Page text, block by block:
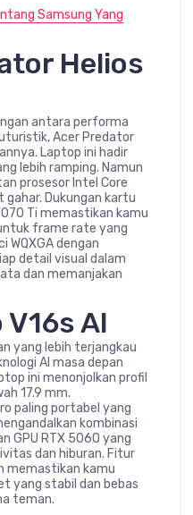
Samsung Yang
Helios
antara performa
Acer Predator
Laptop ini hadir
lebih ramping. Namun
prosesor Intel Core
gahar. Dukungan kartu
Ti memastikan kamu
frame rate yang
WQXGA dengan
detail visual dalam
dan memanjakan
AI
yang lebih terjangkau
AI masa depan
ini menonjolkan profil
17.9 mm.
paling portabel yang
kombinasi
GPU RTX 5060 yang
dan hiburan. Fitur
memastikan kamu
yang stabil dan bebas
teman.